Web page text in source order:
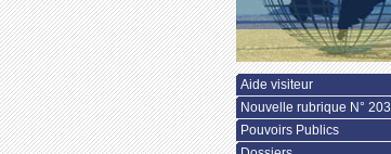
Aide visiteur
Nouvelle rubrique N° 203
Pouvoirs Publics